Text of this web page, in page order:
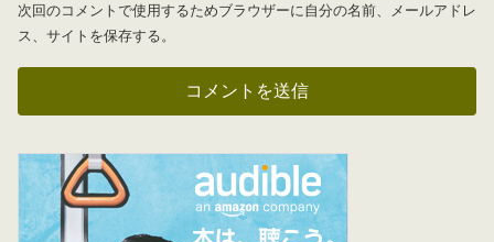
次回のコメントで使用するためブラウザーに自分の名前、メールアドレ
ス、サイトを保存する。